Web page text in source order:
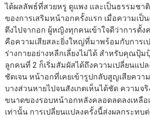
ได้ผลลัพธ์ที่สวยหรู ดูแพง และเป็นธรรมชา
ของการเสริมหน้าอกครั้งแรก เมื่อความเป็
ตึงไปจากอก ผู้หญิงทุกคนเข้าใจดีว่าการตั้
คือความเสียสละยิ่งใหญ่ที่มาพร้อมกับการเ
ร่างกายอย่างหลีกเลี่ยงไม่ได้ สำหรับคุณปุ้ม
ลูกคนที่ 2 ก็เริ่มสัมผัสได้ถึงความเปลี่ยนแปล
ชัดเจน หน้าอกที่เคยเข้ารูปกลับสูญเสียควา
บางส่วนหายไปจนสังเกตเห็นได้ชัด ความจ
ขนาดของรอบหน้าอกหลังคลอดลดลงเหลือ
เท่านั้น การเปลี่ยนแปลงครั้งนี้ส่งผลกระทบ